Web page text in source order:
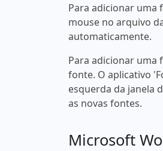
Para adicionar uma
mouse no arquivo
automaticamente.
Para adicionar uma
fonte. O aplicativo
esquerda da janela
as novas fontes.
Microsoft